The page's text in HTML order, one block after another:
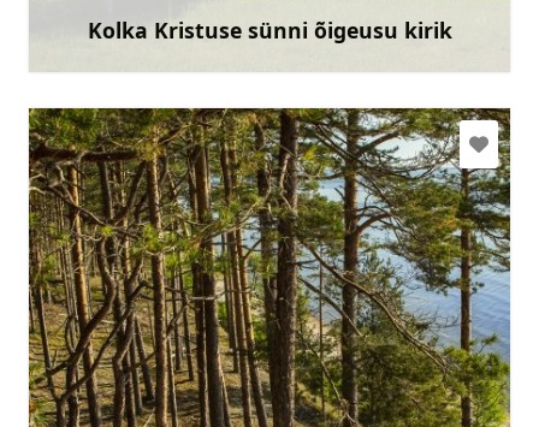
Kolka Kristuse sünni õigeusu kirik